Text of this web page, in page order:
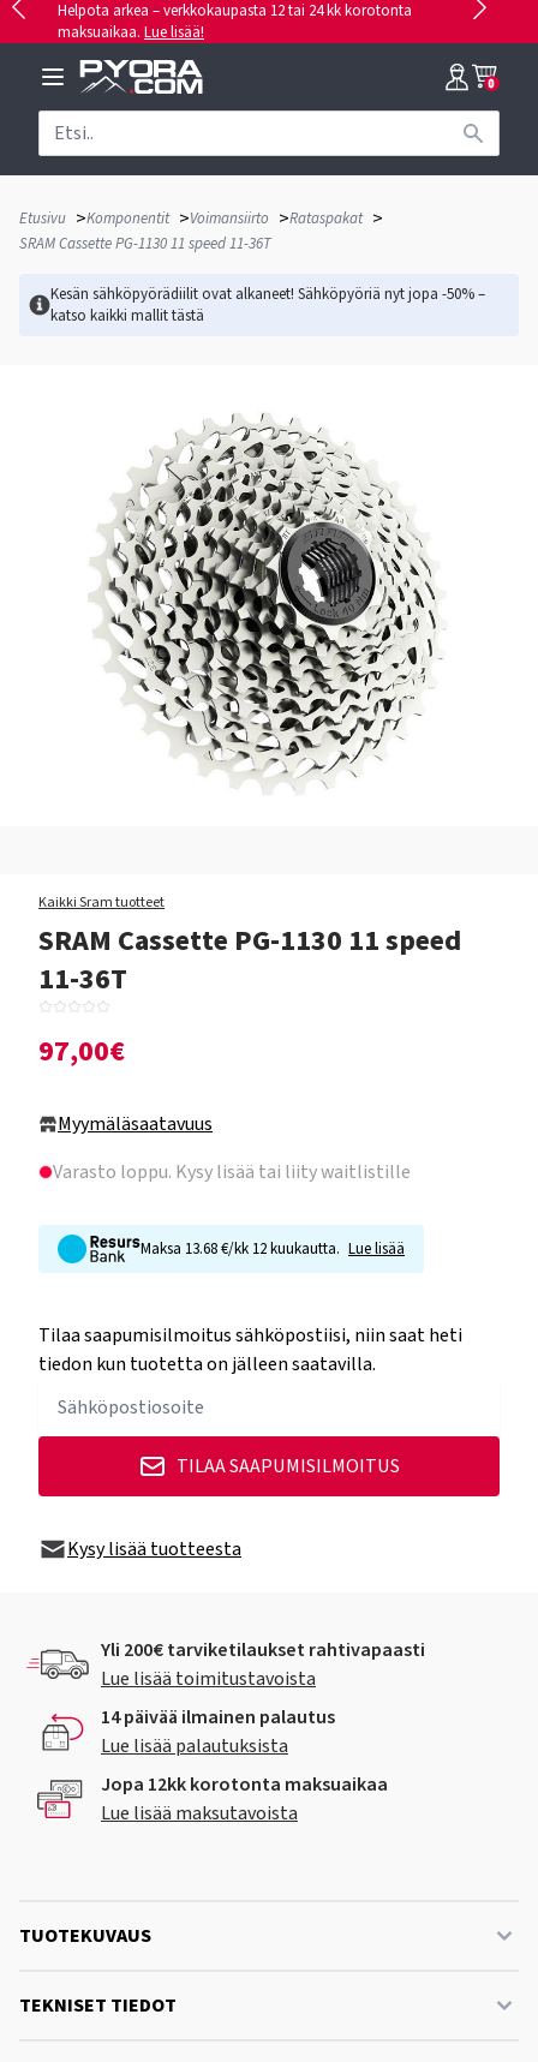
Helpota arkea – verkkokaupasta 12 tai 24 kk korotonta
maksuaikaa. Lue lisää!
0
Etusivu >Komponentit >Voimansiirto >Rataspakat >
SRAM Cassette PG-1130 11 speed 11-36T
Kesän sähköpyörädiilit ovat alkaneet! Sähköpyöriä nyt jopa -50% –
katso kaikki mallittästä
Kaikki Sram tuotteet
SRAM Cassette PG-1130 11 speed
11-36T
97,00€
Myymäläsaatavuus
Varasto loppu. Kysy lisää tai liity waitlistille
Maksa 13.68 €/kk 12 kuukautta. Lue lisää
Tilaa saapumisilmoitus sähköpostiisi, niin saat heti
tiedon kun tuotetta on jälleen saatavilla.
TILAA SAAPUMISILMOITUS
Kysy lisää tuotteesta
Yli 200€ tarviketilaukset rahtivapaasti
Lue lisää toimitustavoista
14 päivää ilmainen palautus
Lue lisää palautuksista
Jopa 12kk korotonta maksuaikaa
Lue lisää maksutavoista
TUOTEKUVAUS
TEKNISET TIEDOT